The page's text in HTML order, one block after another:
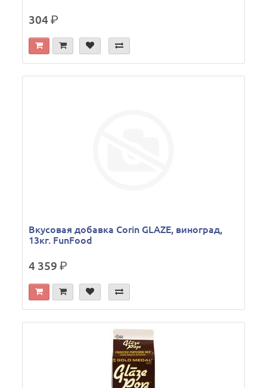
304р.
Вкусовая добавка Corin GLAZE, виноград,
13кг. FunFood
4 359р.